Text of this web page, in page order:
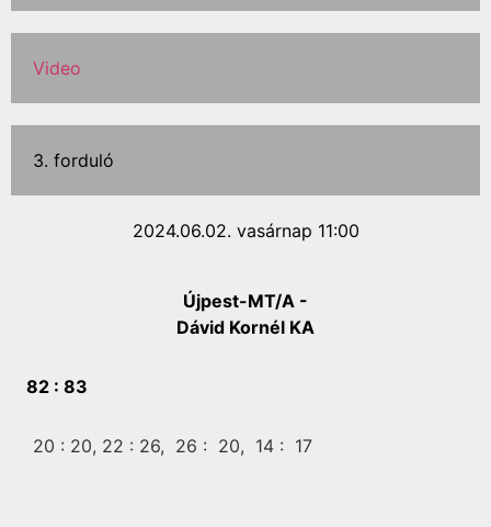
Video
3. forduló
2024.06.02. vasárnap 11:00
Újpest-MT/A -
Dávid Kornél KA
82 : 83
20 : 20, 22 : 26, 26 : 20, 14 : 17